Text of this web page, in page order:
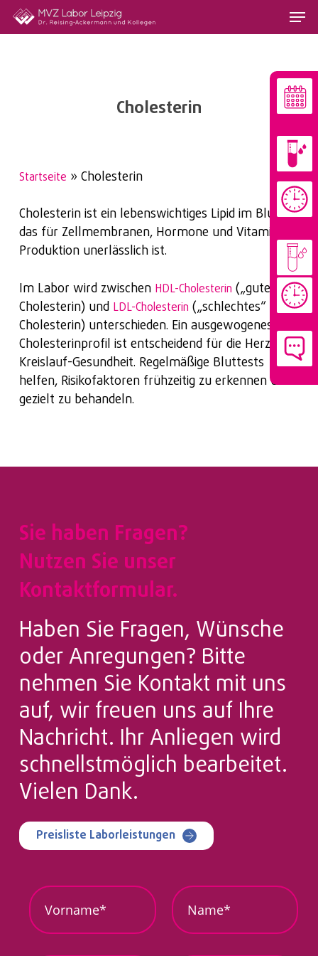
Skip
Menu
Cholesterin
Startseite » Cholesterin
Cholesterin ist ein lebenswichtiges Lipid im Blut,
das für Zellmembranen, Hormone und Vitamin-D-
Produktion unerlässlich ist.
Im Labor wird zwischen HDL-Cholesterin („gutes“
Cholesterin) und LDL-Cholesterin („schlechtes“
Cholesterin) unterschieden. Ein ausgewogenes
Cholesterinprofil ist entscheidend für die Herz-
Kreislauf-Gesundheit. Regelmäßige Bluttests
helfen, Risikofaktoren frühzeitig zu erkennen und
gezielt zu behandeln.
Sie haben Fragen?
Nutzen Sie unser
Kontaktformular.
Haben Sie Fragen, Wünsche
oder Anregungen? Bitte
nehmen Sie Kontakt mit uns
auf, wir freuen uns auf Ihre
Nachricht. Ihr Anliegen wird
schnellstmöglich bearbeitet.
Vielen Dank.
Preisliste Laborleistungen
V
o
r
n
N
a
m
e